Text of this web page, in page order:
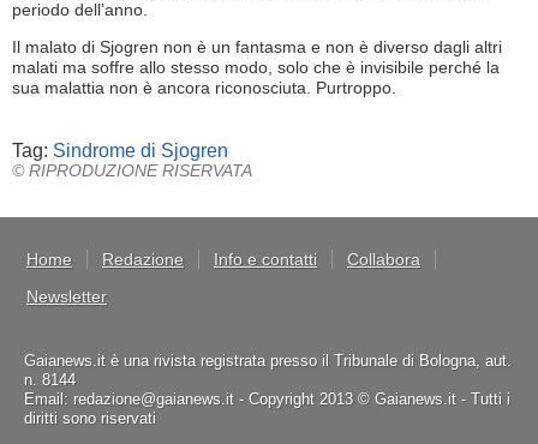
periodo dell’anno.
Il malato di Sjogren non è un fantasma e non è diverso dagli altri
malati ma soffre allo stesso modo, solo che è invisibile perché la
sua malattia non è ancora riconosciuta. Purtroppo.
Tag: Sindrome di Sjogren
© RIPRODUZIONE RISERVATA
Home Redazione Info e contatti
Collabora
Newsletter
Gaianews.it è una rivista registrata presso il Tribunale di Bologna, aut.
n. 8144
Email: redazione@gaianews.it - Copyright 2013 © Gaianews.it - Tutti i
diritti sono riservati